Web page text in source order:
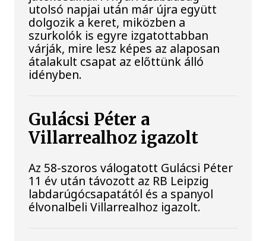
utolsó napjai után már újra együtt
dolgozik a keret, miközben a
szurkolók is egyre izgatottabban
várják, mire lesz képes az alaposan
átalakult csapat az előttünk álló
idényben.
Gulácsi Péter a
Villarrealhoz igazolt
Az 58-szoros válogatott Gulácsi Péter
11 év után távozott az RB Leipzig
labdarúgócsapatától és a spanyol
élvonalbeli Villarrealhoz igazolt.